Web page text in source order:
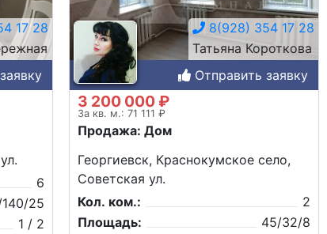
17 28
6
25
1 / 2
8(928) 354 17 28
Татьяна Короткова
Отправить заявку
3 200 000 ₽
За кв. м.: 71 111 ₽
Продажа: Дом
Георгиевск, Краснокумское село,
Советская ул.
Кол. ком.:
2
Площадь:
45/32/8